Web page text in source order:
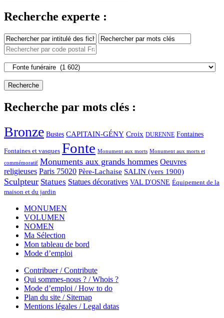
Recherche experte :
Recherche par mots clés :
Bronze Bustes CAPITAIN-GÉNY Croix DURENNE Fontaines
Fontaines et vasques Fonte Monument aux morts Monument aux morts et
commémoratif Monuments aux grands hommes Oeuvres
religieuses Paris 75020 Père-Lachaise SALIN (vers 1900)
Sculpteur Statues Statues décoratives VAL D'OSNE Équipement de la
maison et du jardin
MONUMEN
VOLUMEN
NOMEN
Ma Sélection
Mon tableau de bord
Mode d’emploi
Contribuer / Contribute
Qui sommes-nous ? / Whois ?
Mode d’emploi / How to do
Plan du site / Sitemap
Mentions légales / Legal datas